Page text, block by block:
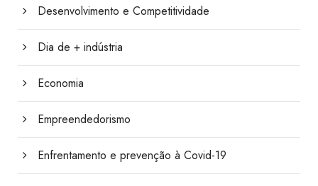
Desenvolvimento e Competitividade
Dia de + indústria
Economia
Empreendedorismo
Enfrentamento e prevenção à Covid-19